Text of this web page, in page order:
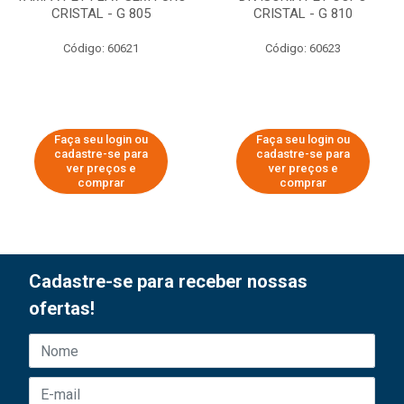
CRISTAL - G 805
Código: 60621
Faça seu login ou
cadastre-se para
ver preços e
comprar
CRISTAL - G 810
Código: 60623
Faça seu login ou
cadastre-se para
ver preços e
comprar
Cadastre-se para receber nossas
ofertas!